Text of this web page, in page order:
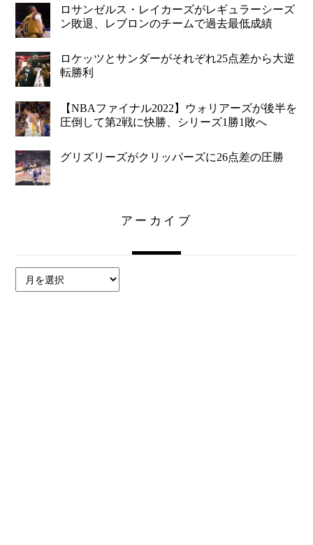
ロサンゼルス・レイカーズがレギュラーシーズ
ン敗退、レブロンのチームで過去最低成績
ロケッツとサンダーがそれぞれ25点差から大逆
転勝利
【NBAファイナル2022】ウォリアーズが後半を
圧倒して第2戦に快勝、シリーズ1勝1敗へ
グリズリーズがクリッパーズに26点差の圧勝
アーカイブ
ー